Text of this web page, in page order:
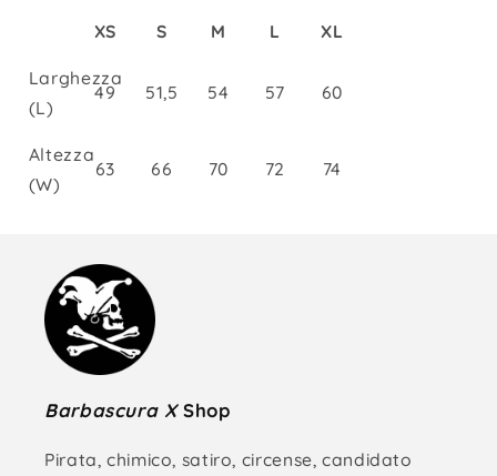
XS S M L XL
Larghezza
(L)
49 51,5 54 57 60
Altezza
(W)
63 66 70 72 74
Barbascura XShop
Pirata, chimico, satiro, circense, candidato